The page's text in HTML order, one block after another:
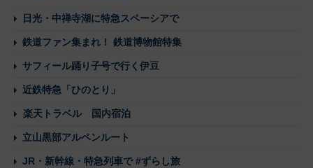
日光・中禅寺湖に特急スペーシアで
鉄道ファン集まれ！ 鉄道博物館特集
サフィール踊り子号で行く伊豆
近鉄特急「ひのとり」
楽天トラベル 国内宿泊
立山黒部アルペンルート
JR・新幹線・特急列車で #ずらし旅